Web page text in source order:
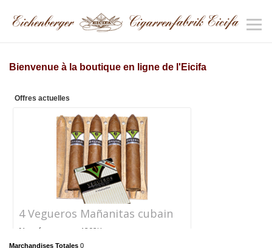
Bienvenue à la boutique en ligne de l'Eicifa
Offres actuelles
4 Vegueros Mañanitas cubain
Numéro
d'article
1292K
Marchandises Totales 0